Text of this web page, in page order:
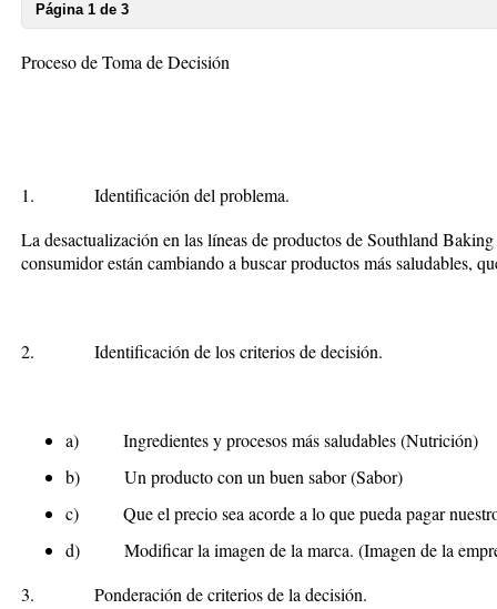
Página 1 de 3
Proceso de Toma de Decisión
1.
Identificación del problema.
La desactualización en las líneas de productos deSouthland
consumidor están cambiando a buscar productos más saludables,
2. Identificación de los criterios de decisión.
a)
Ingredientes y procesos más saludables (Nutrición)
b)
Un producto con un buen sabor (Sabor)
c)
Que el precio sea acorde a lo que pueda pagar
d) Modificar la imagen de la marca. (Imagen de la
3.
Ponderación de criterios de la decisión.